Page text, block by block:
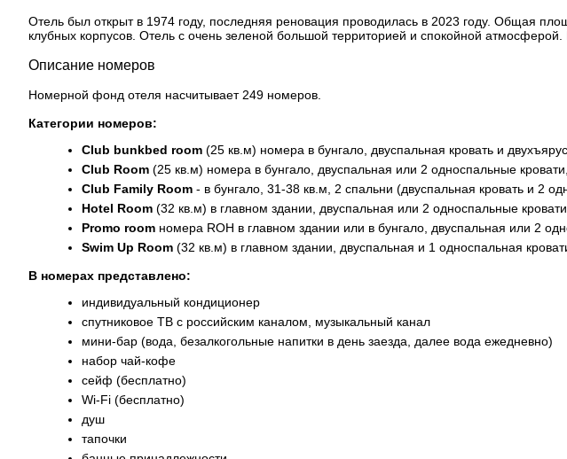
Отель был открыт в 1974 году, последняя реновация проводилась в 2023 году. Общая
клубных корпусов. Отель с очень зеленой большой территорией и спокойной
Описание номеров
Номерной фонд отеля насчитывает 249 номеров.
Категории номеров:
Club bunkbed room (25 кв.м) номера в бунгало, двуспальная кровать и
Club Room (25 кв.м) номера в бунгало, двуспальная или 2 односпальные
Club Family Room - в бунгало, 31-38 кв.м, 2 спальни (двуспальная кровать и 2
Hotel Room (32 кв.м) в главном здании, двуспальная или 2 односпальные
Promo room номера ROH в главном здании или в бунгало, двуспальная или 2
Swim Up Room (32 кв.м) в главном здании, двуспальная и 1 односпальная
В номерах представлено:
индивидуальный кондиционер
спутниковое ТВ с российским каналом, музыкальный канал
мини-бар (вода, безалкогольные напитки в день заезда, далее вода ежедневно)
набор чай-кофе
сейф (бесплатно)
Wi-Fi (бесплатно)
душ
тапочки